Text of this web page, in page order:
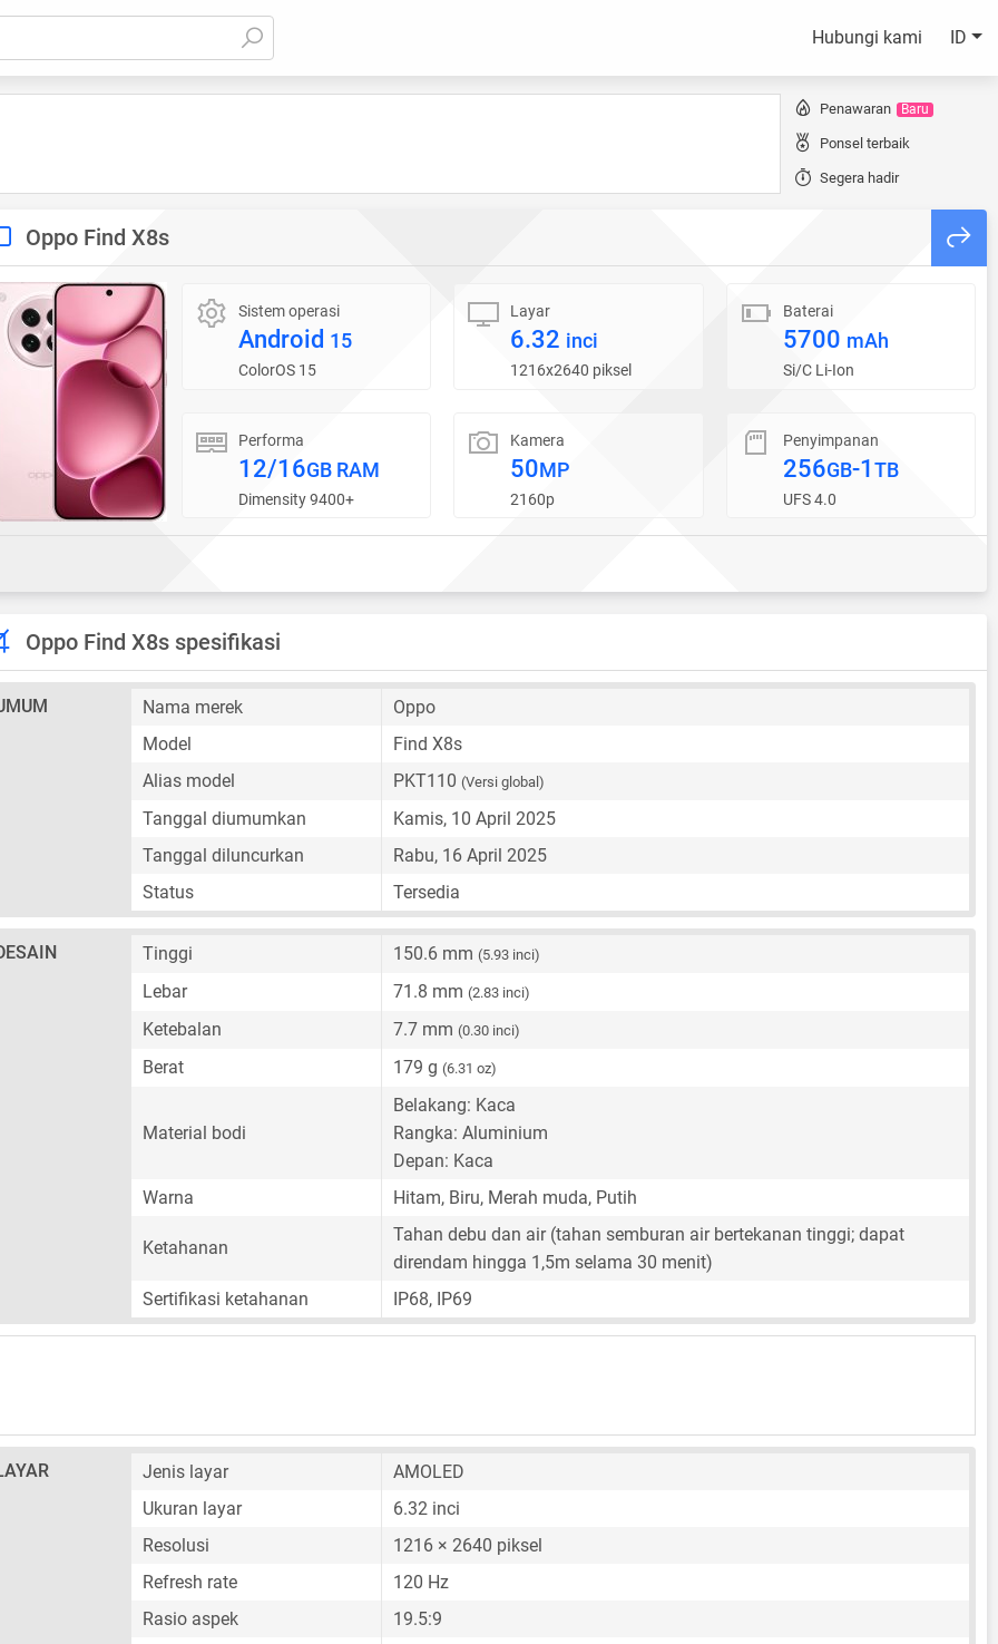
Hubungi kami ID
Penawaran Baru
Ponsel terbaik
Segera hadir
Oppo Find X8s
Sistem operasi
Android 15
ColorOS 15
Layar
6.32 inci
1216x2640 piksel
Baterai
5700 mAh
Si/C Li-Ion
Performa
12/16GB RAM
Dimensity 9400+
Kamera
50MP
2160p
Penyimpanan
256GB-1 TB
UFS 4.0
Oppo Find X8s spesifikasi
Nama merek
Oppo
Model
Find X8s
Alias model
PKT110 (Versi global)
Tanggal diumumkan
Kamis, 10 April 2025
Tanggal diluncurkan
Rabu, 16 April 2025
Status
Tersedia
Tinggi 150.6 mm (5.93 inci)
Lebar 71.8 mm (2.83 inci)
Ketebalan 7.7 mm (0.30 inci)
Berat 179 g (6.31 oz)
Material bodi
Belakang: Kaca
Rangka: Aluminium
Depan: Kaca
Warna
Hitam, Biru, Merah muda, Putih
Ketahanan
Tahan debu dan air (tahan semburan air bertekanan tinggi; dapat
direndam hingga 1,5m selama 30 menit)
Sertifikasi ketahanan
IP68, IP69
Jenis layar
AMOLED
Ukuran layar
6.32 inci
Resolusi
1216 × 2640 piksel
Refresh rate
120 Hz
Rasio aspek
19.5:9